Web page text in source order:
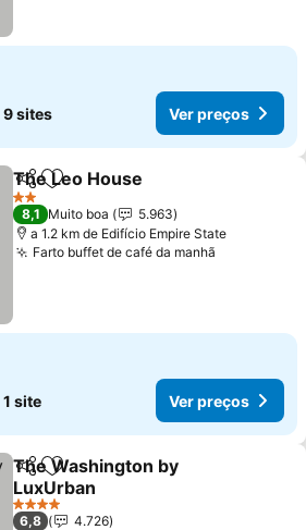
9 sites Ver preços
PartilharAdicionar aos favoritos
The Leo House
2 Estrelas
8,1 Muito boa
5.963
a 1.2 km de Edifício Empire State
Farto buffet de café da manhã
1 site Ver preços
PartilharAdicionar aos favoritos
The Washington by
LuxUrban
Ver preços
4 Estrelas
6,8
4.726